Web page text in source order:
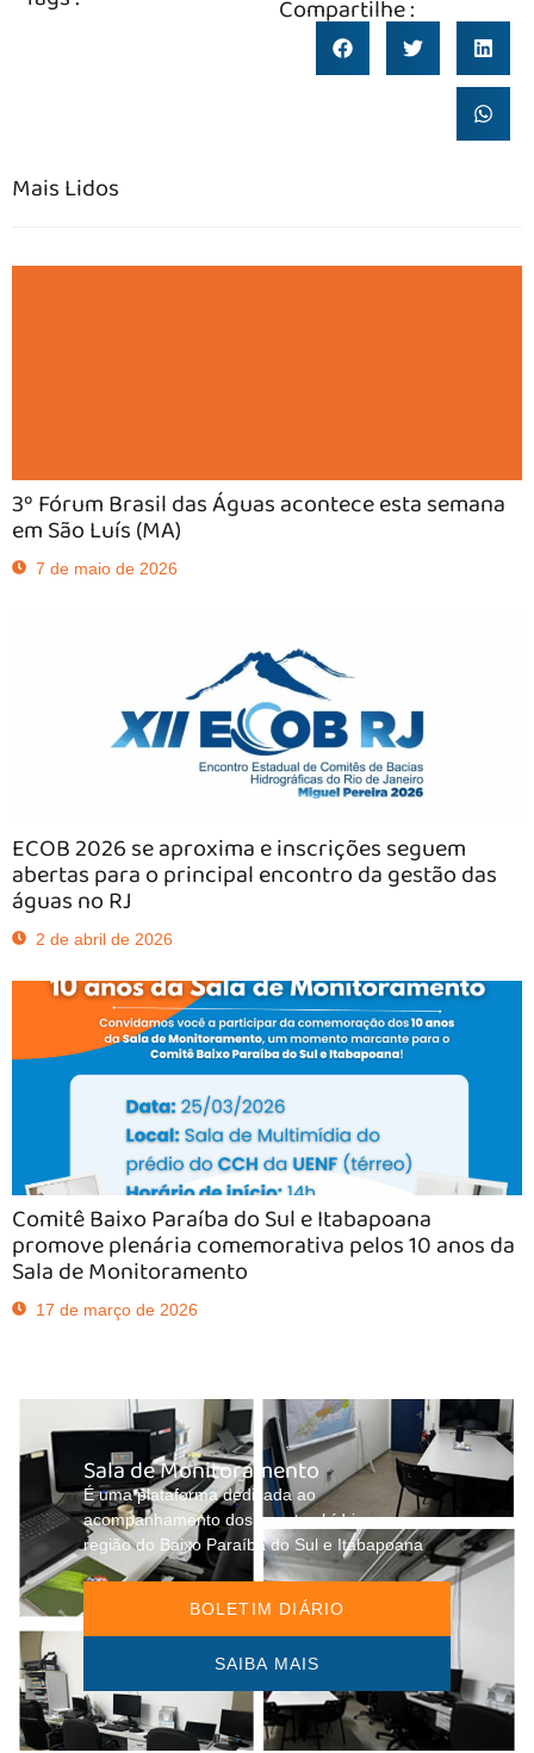
Compartilhe :
Mais Lidos
3º Fórum Brasil das Águas acontece esta semana
em São Luís (MA)
7 de maio de 2026
ECOB 2026 se aproxima e inscrições seguem
abertas para o principal encontro da gestão das
águas no RJ
2 de abril de 2026
Comitê Baixo Paraíba do Sul e Itabapoana
promove plenária comemorativa pelos 10 anos da
Sala de Monitoramento
17 de março de 2026
Sala de Monitoramento
É uma plataforma dedicada ao
acompanhamento dos eventos hídricos na
região do Baixo Paraíba do Sul e Itabapoana
BOLETIM DIÁRIO
SAIBA MAIS